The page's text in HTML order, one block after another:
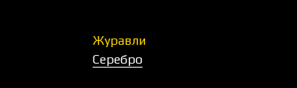
Журавли
Серебро